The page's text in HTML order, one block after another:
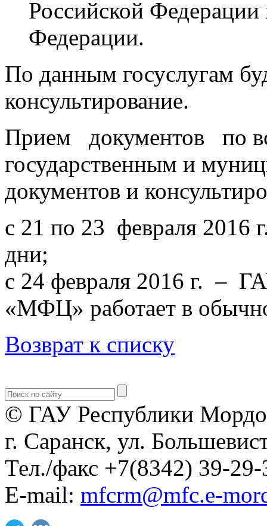
Российской Федерации
Федерации.
По данным госуслугам
консультирование.
Прием документов по
государственным и
документов и
с 21 по 23 февраля 2016
дни;
с 24 февраля 2016 г. –
«МФЦ» работает в
Возврат к списку
© ГАУ Республики
г. Саранск, ул.
Тел./факс +7(8342) 39-29-
E-mail: mfcrm@mfc.e-